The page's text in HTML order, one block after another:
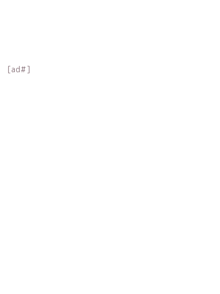
[ad#]